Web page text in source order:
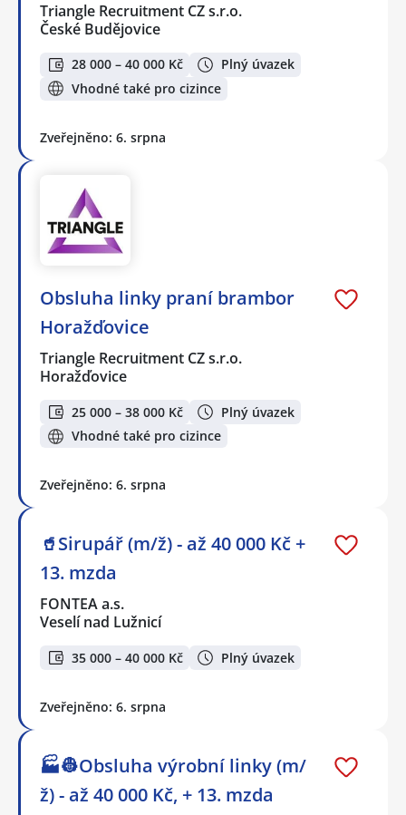
Triangle Recruitment CZ s.r.o.
České Budějovice
28 000 – 40 000 Kč
Plný úvazek
Vhodné také pro cizince
Zveřejněno: 6. srpna
Obsluha linky praní brambor
Horažďovice
Triangle Recruitment CZ s.r.o.
Horažďovice
25 000 – 38 000 Kč
Plný úvazek
Vhodné také pro cizince
Zveřejněno: 6. srpna
🥤Sirupář (m/ž) - až 40 000 Kč +
13. mzda
FONTEA a.s.
Veselí nad Lužnicí
35 000 – 40 000 Kč Plný úvazek
Zveřejněno: 6. srpna
🏭👷Obsluha výrobní linky (m/
ž) - až 40 000 Kč, + 13. mzda